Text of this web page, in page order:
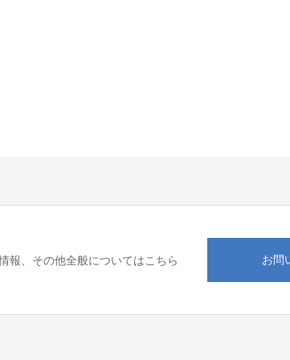
報、その他全般についてはこちら お問